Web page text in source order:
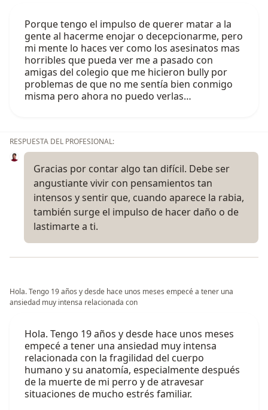
Porque tengo el impulso de querer matar a la
gente al hacerme enojar o decepcionarme, pero
mi mente lo haces ver como los asesinatos mas
horribles que pueda ver me a pasado con
amigas del colegio que me hicieron bully por
problemas de que no me sentía bien conmigo
misma pero ahora no puedo verlas…
RESPUESTA DEL PROFESIONAL:
Gracias por contar algo tan difícil. Debe ser
angustiante vivir con pensamientos tan
intensos y sentir que, cuando aparece la rabia,
también surge el impulso de hacer daño o de
lastimarte a ti.
Hola. Tengo 19 años y desde hace unos meses empecé a tener una
ansiedad muy intensa relacionada con
Hola. Tengo 19 años y desde hace unos meses
empecé a tener una ansiedad muy intensa
relacionada con la fragilidad del cuerpo
humano y su anatomía, especialmente después
de la muerte de mi perro y de atravesar
situaciones de mucho estrés familiar.